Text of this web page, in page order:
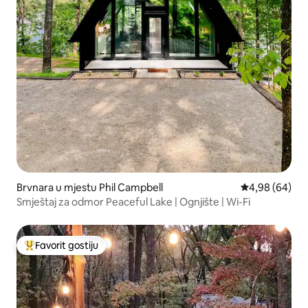
Brvnara u mjestu Phil Campbell prosječna
4,98 (64)
Smještaj za odmor Peaceful Lake | Ognjište | Wi-Fi
Glavni favorit gostiju
Favorit gostiju